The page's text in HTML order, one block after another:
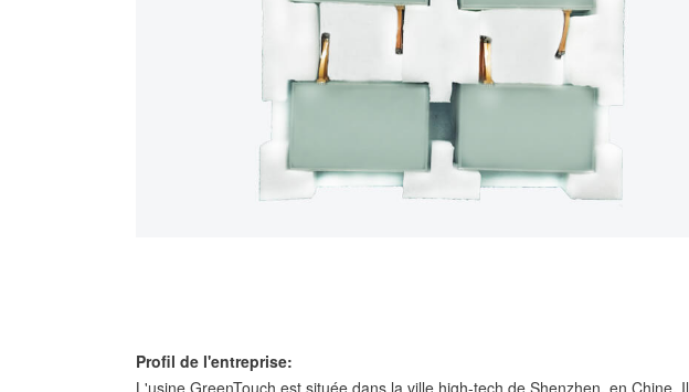
Profil de l'entreprise:
L'usine GreenTouch est située dans la ville high-tech de Shenzhen, en Chine. Il